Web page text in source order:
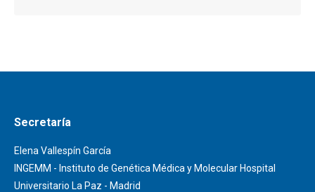
Secretaría
Elena Vallespín García
INGEMM - Instituto de Genética Médica y Molecular Hospital
Universitario La Paz - Madrid